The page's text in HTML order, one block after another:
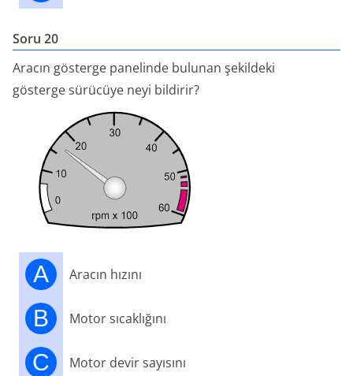
Soru 20
Aracın gösterge panelinde bulunan şekildeki
gösterge sürücüye neyi bildirir?
A Aracın hızını
B Motor sıcaklığını
C Motor devir sayısını